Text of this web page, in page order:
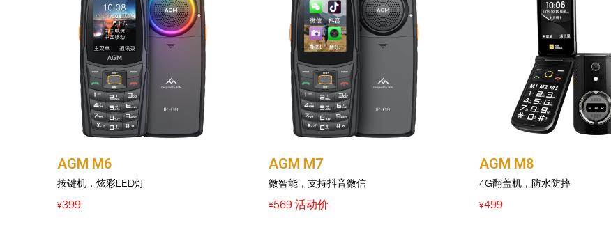
AGM M6
按键机，炫彩LED灯
¥399
AGM M7
微智能，支持抖音微信
¥569 活动价
AGM M8
4G翻盖机，防水防摔
¥499